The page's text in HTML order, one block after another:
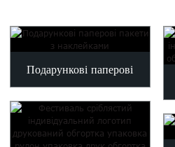
Подарункові паперові
пакети з наклейками